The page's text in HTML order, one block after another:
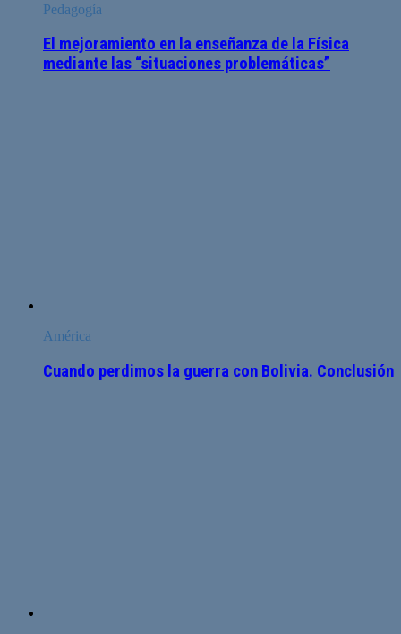
Pedagogía
El mejoramiento en la enseñanza de la Física
mediante las “situaciones problemáticas”
América
Cuando perdimos la guerra con Bolivia. Conclusión